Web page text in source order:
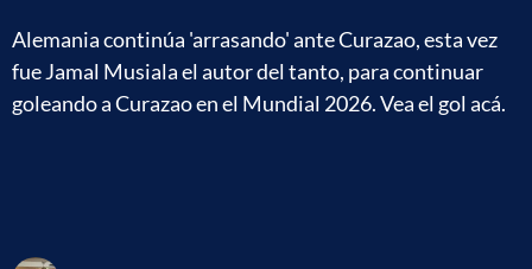
Alemania continúa 'arrasando' ante Curazao, esta vez
fue Jamal Musiala el autor del tanto, para continuar
goleando a Curazao en el Mundial 2026. Vea el gol acá.